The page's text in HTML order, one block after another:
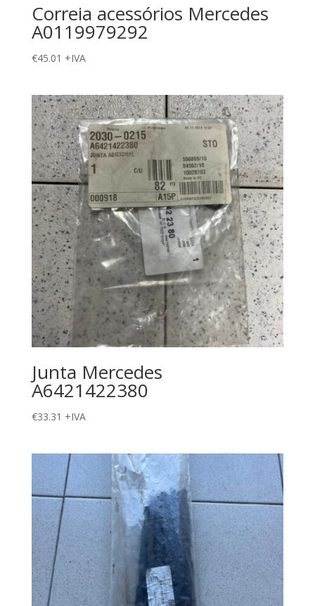
Correia acessórios Mercedes
A0119979292
€45.01 +IVA
Junta Mercedes
A6421422380
€33.31 +IVA